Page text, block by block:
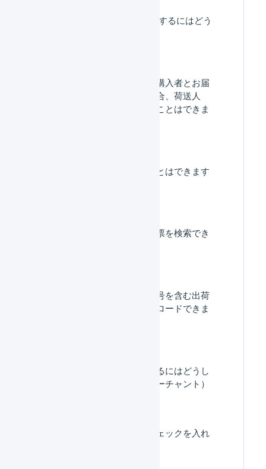
送り状 特記事項を編集するにはどう
ギフトのご注文など、購入者とお届
け先が異なる注文の場合、荷送人
（依頼人）を変更することはできま
表示件数を変更することはできます
送り状番号から出荷伝票を検索でき
出荷期限日やロット番号を含む出荷
伝票のデータをダウンロードできま
荷物の個口数を変更するにはどうし
たらいいですか。（マーチャント）
「ギフトの指定」にチェックを入れ